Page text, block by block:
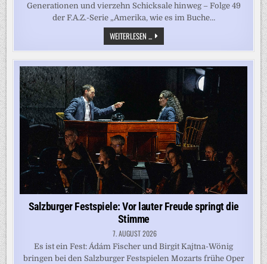
Generationen und vierzehn Schicksale hinweg – Folge 49
der F.A.Z.-Serie „Amerika, wie es im Buche…
WEITERLESEN ... YAA
GYASIS
„HEIMKEHREN“:
IM
LEBEN
GETRENNT,
ALBTRAUM
VEREINT
Salzburger Festspiele: Vor lauter Freude springt die
Stimme
7. AUGUST 2026
Es ist ein Fest: Ádám Fischer und Birgit Kajtna-Wönig
bringen bei den Salzburger Festspielen Mozarts frühe Oper